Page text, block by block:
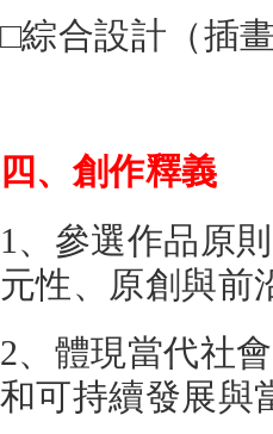
□綜合設計（插
四、創作釋義
1、參選作品原
元性、原創與前
2、體現當代社
和可持續發展與